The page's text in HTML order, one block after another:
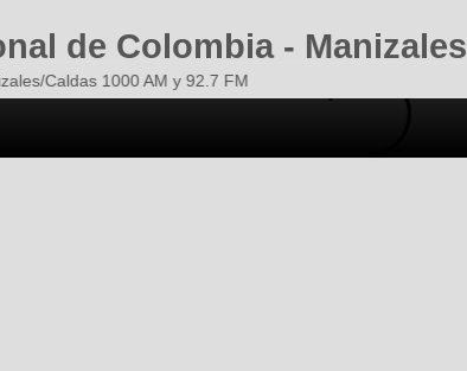
de Colombia - Manizales
Caldas 1000 AM y 92.7 FM